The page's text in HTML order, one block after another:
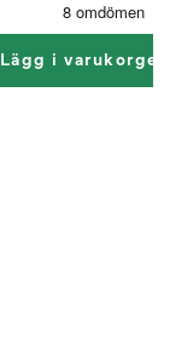
Lägg i varukorgen